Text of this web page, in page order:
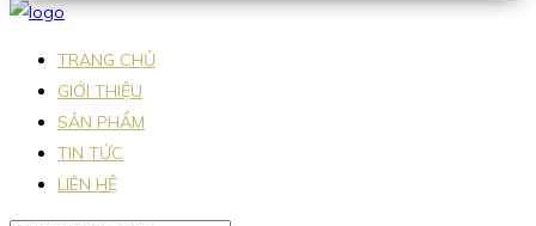
TRANG CHỦ
GIỚI THIỆU
SẢN PHẨM
TIN TỨC
LIÊN HỆ